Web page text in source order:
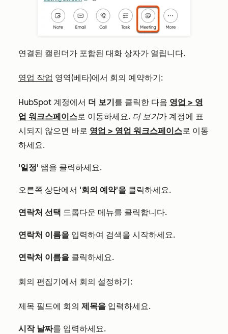
연결된 캘린더가 포함된 대화 상자가 열립니다.
영업 작업 영역(베타)에서 회의 예약하기:
HubSpot 계정에서 더 보기를 클릭한 다음 영업 > 영
업 워크스페이스로 이동하세요. 더 보기가 계정에 표
시되지 않으면 바로 영업 > 영업 워크스페이스로 이동
하세요.
'일정' 탭을 클릭하세요.
오른쪽 상단에서 '회의 예약'을 클릭하세요.
연락처 선택 드롭다운 메뉴를 클릭합니다.
연락처 이름을 입력하여 검색을 시작하세요.
연락처 이름을 클릭하세요.
회의 편집기에서 회의 설정하기:
제목 필드에 회의 제목을 입력하세요.
시작 날짜를 입력하세요.